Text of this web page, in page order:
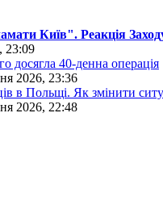
Київ". Реакція
досягла 40-денна операція
2026, 23:36
в Польщі. Як змінити
2026, 22:48